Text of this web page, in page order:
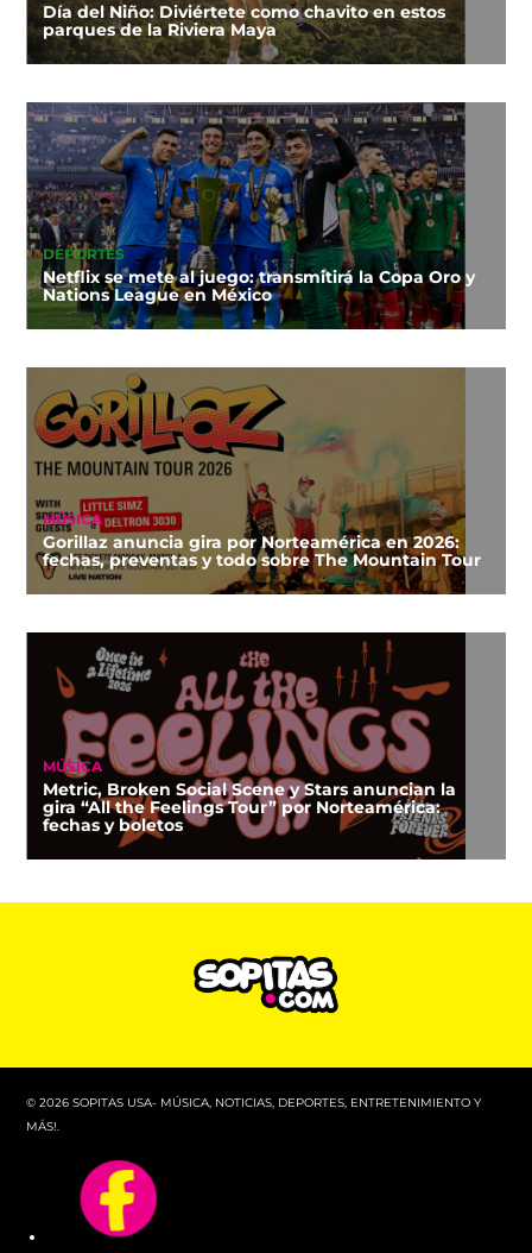
Día del Niño: Diviértete como chavito en estos
parques de la Riviera Maya
DEPORTES
Netflix se mete al juego: transmitirá la Copa Oro y
Nations League en México
MÚSICA
Gorillaz anuncia gira por Norteamérica en 2026:
fechas, preventas y todo sobre The Mountain Tour
MÚSICA
Metric, Broken Social Scene y Stars anuncian la
gira “All the Feelings Tour” por Norteamérica:
fechas y boletos
© 2026 SOPITAS USA- MÚSICA, NOTICIAS, DEPORTES, ENTRETENIMIENTO Y
MÁS!.